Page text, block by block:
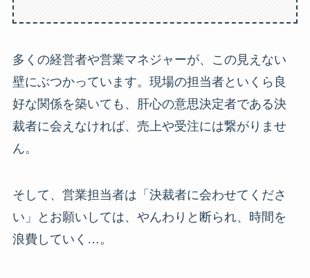
多くの経営者や営業マネジャーが、この見えない
壁にぶつかっています。現場の担当者といくら良
好な関係を築いても、肝心の意思決定者である決
裁者に会えなければ、売上や受注には繋がりませ
ん。
そして、営業担当者は「決裁者に会わせてくださ
い」とお願いしては、やんわりと断られ、時間を
浪費していく…。